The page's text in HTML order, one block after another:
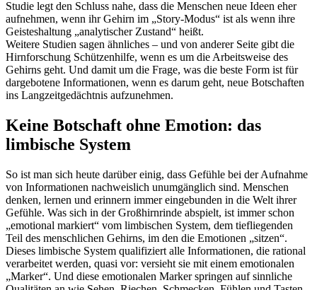
Studie legt den Schluss nahe, dass die Menschen neue Ideen eher
aufnehmen, wenn ihr Gehirn im „Story-Modus“ ist als wenn ihre
Geisteshaltung „analytischer Zustand“ heißt.
Weitere Studien sagen ähnliches – und von anderer Seite gibt die
Hirnforschung Schützenhilfe, wenn es um die Arbeitsweise des
Gehirns geht. Und damit um die Frage, was die beste Form ist für
dargebotene Informationen, wenn es darum geht, neue Botschaften
ins Langzeitgedächtnis aufzunehmen.
Keine Botschaft ohne Emotion: das
limbische System
So ist man sich heute darüber einig, dass Gefühle bei der Aufnahme
von Informationen nachweislich unumgänglich sind. Menschen
denken, lernen und erinnern immer eingebunden in die Welt ihrer
Gefühle. Was sich in der Großhirnrinde abspielt, ist immer schon
„emotional markiert“ vom limbischen System, dem tiefliegenden
Teil des menschlichen Gehirns, im den die Emotionen „sitzen“.
Dieses limbische System qualifiziert alle Informationen, die rational
verarbeitet werden, quasi vor: versieht sie mit einem emotionalen
„Marker“. Und diese emotionalen Marker springen auf sinnliche